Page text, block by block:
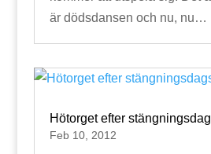
är dödsdansen och nu, nu…
Hötorget efter
Feb 10, 2012